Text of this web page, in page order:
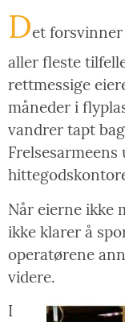
Det forsvinner
aller fleste
rettmessige
måneder i
vandrer tapt
Når eierne ikke
ikke klarer å
operatørene
videre.
I